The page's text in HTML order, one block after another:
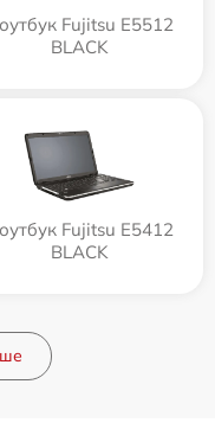
Fujitsu E5512
BLACK
Fujitsu E5412
BLACK